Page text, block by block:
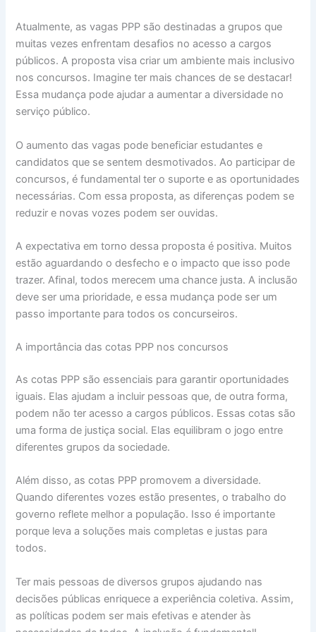
Atualmente, as vagas PPP são destinadas a grupos que
muitas vezes enfrentam desafios no acesso a cargos
públicos. A proposta visa criar um ambiente mais inclusivo
nos concursos. Imagine ter mais chances de se destacar!
Essa mudança pode ajudar a aumentar a diversidade no
serviço público.
O aumento das vagas pode beneficiar estudantes e
candidatos que se sentem desmotivados. Ao participar de
concursos, é fundamental ter o suporte e as oportunidades
necessárias. Com essa proposta, as diferenças podem se
reduzir e novas vozes podem ser ouvidas.
A expectativa em torno dessa proposta é positiva. Muitos
estão aguardando o desfecho e o impacto que isso pode
trazer. Afinal, todos merecem uma chance justa. A inclusão
deve ser uma prioridade, e essa mudança pode ser um
passo importante para todos os concurseiros.
A importância das cotas PPP nos concursos
As cotas PPP são essenciais para garantir oportunidades
iguais. Elas ajudam a incluir pessoas que, de outra forma,
podem não ter acesso a cargos públicos. Essas cotas são
uma forma de justiça social. Elas equilibram o jogo entre
diferentes grupos da sociedade.
Além disso, as cotas PPP promovem a diversidade.
Quando diferentes vozes estão presentes, o trabalho do
governo reflete melhor a população. Isso é importante
porque leva a soluções mais completas e justas para
todos.
Ter mais pessoas de diversos grupos ajudando nas
decisões públicas enriquece a experiência coletiva. Assim,
as políticas podem ser mais efetivas e atender às